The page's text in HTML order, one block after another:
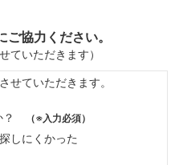
協力ください。
ていただきます）
せていただきます。
？ （※入力必須）
探しにくかった